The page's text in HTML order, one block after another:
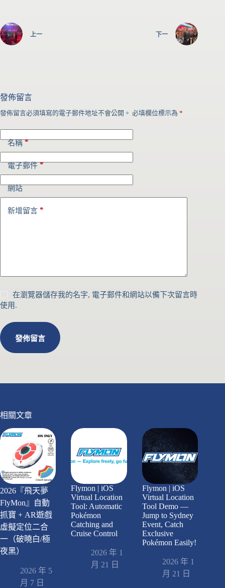
上一 下一
發佈留言
發佈留言必須填寫的電子郵件地址不會公開。 必填欄位標示為 *
名稱*
電子郵件*
網站
新增留言 *
在瀏覽器儲存我的名字, 電子郵件和網站以備下次留言時
使用.
發佈留言
相關文章
2026『飛天夢
FlyMon』自動
抓寶 + AR遊戲
虛擬定位二合
一（破曉白/極
夜黑）
2026 年 5
月 7 日
Flymon | iOS
Virtual Location
Tool: Automatic
Pokémon
Catching and
Cruise Control
2026 年 1
月 21 日
Flymon | iOS
Virtual Location
Tool Demo —
Jump to Sydney
Event, Catch
Exclusive
Pokémon Easily!
2026 年 1
月 21 日